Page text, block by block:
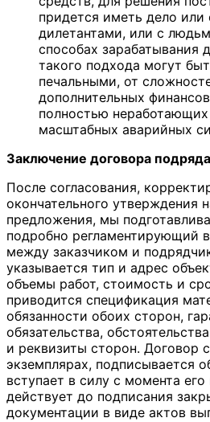
придется иметь дело
дилетантами, или с
способах зарабатывания
такого подхода могут
печальными, от
дополнительных
полностью
масштабных аварийных
Заключение договора подряда
После согласования,
окончательного утверждения
предложения, мы
подробно регламентирующий
между заказчиком и
указывается тип и адрес
объемы работ, стоимость и
приводится спецификация
обязанности обоих сторон,
обязательства,
и реквизиты сторон. Договор
экземплярах, подписывается
вступает в силу с момента
действует до подписания
документации в виде актов